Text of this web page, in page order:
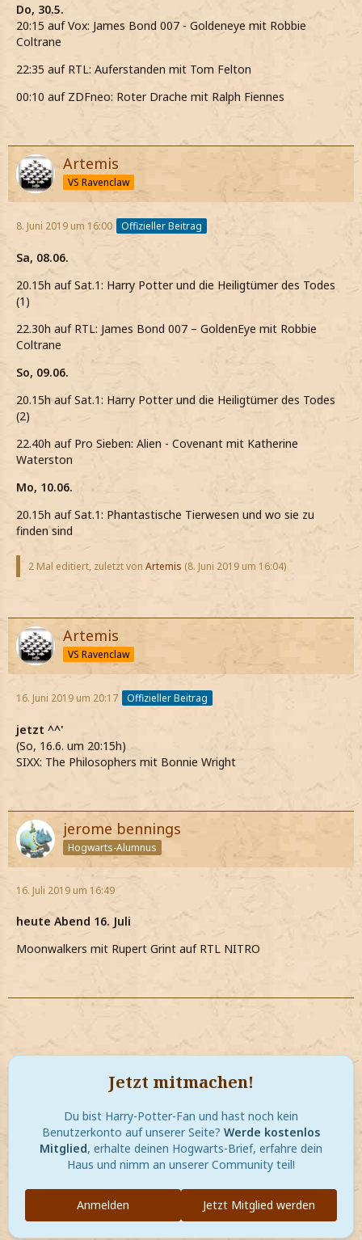
Do, 30.5.
20:15 auf Vox: James Bond 007 - Goldeneye mit Robbie
Coltrane
22:35 auf RTL: Auferstanden mit Tom Felton
00:10 auf ZDFneo: Roter Drache mit Ralph Fiennes
Artemis
VS Ravenclaw
8. Juni 2019 um 16:00 Offizieller Beitrag
Sa, 08.06.
20.15h auf Sat.1: Harry Potter und die Heiligtümer des Todes
(1)
22.30h auf RTL: James Bond 007 – GoldenEye mit Robbie
Coltrane
So, 09.06.
20.15h auf Sat.1: Harry Potter und die Heiligtümer des Todes
(2)
22.40h auf Pro Sieben: Alien - Covenant mit Katherine
Waterston
Mo, 10.06.
20.15h auf Sat.1: Phantastische Tierwesen und wo sie zu
finden sind
2 Mal editiert, zuletzt von Artemis (8. Juni 2019 um 16:04)
Artemis
VS Ravenclaw
16. Juni 2019 um 20:17 Offizieller Beitrag
jetzt ^^'
(So, 16.6. um 20:15h)
SIXX: The Philosophers mit Bonnie Wright
jerome bennings
Hogwarts-Alumnus
16. Juli 2019 um 16:49
heute Abend 16. Juli
Moonwalkers mit Rupert Grint auf RTL NITRO
Jetzt mitmachen!
Du bist Harry-Potter-Fan und hast noch kein
Benutzerkonto auf unserer Seite? Werde kostenlos
Mitglied, erhalte deinen Hogwarts-Brief, erfahre dein
Haus und nimm an unserer Community teil!
Jetzt Mitglied werden
Anmelden